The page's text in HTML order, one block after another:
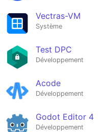
Vectras-VM
Système
Test DPC
Développement
Acode
Développement
Godot Editor 4
Développement